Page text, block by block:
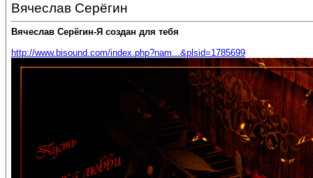
Вячеслав Серёгин
Вячеслав Серёгин-Я создан для тебя
http://www.bisound.com/index.php?nam...&plsid=1785699